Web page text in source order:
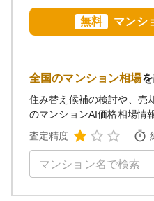
無料 マンシ
全国のマンション相場
住み替え候補の検討や、売
のマンションAI価格相場情
査定精度